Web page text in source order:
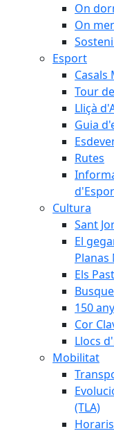
On
On
Esport
Casals
Tour
Lliçà
Guia
Rutes
Cultura
Sant
El
Planas
Els
150
Cor
Llocs
Mobilitat
(TLA)